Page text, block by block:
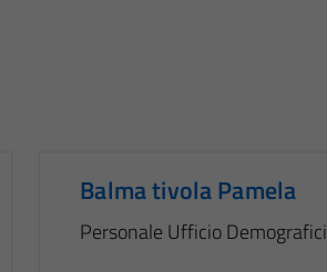
Balma tivola Pamela
Personale Ufficio Demografici